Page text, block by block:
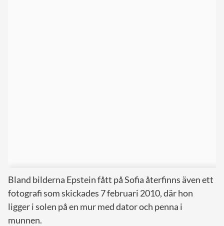
Bland bilderna Epstein fått på Sofia återfinns även ett
fotografi som skickades 7 februari 2010, där hon
ligger i solen på en mur med dator och penna i
munnen.